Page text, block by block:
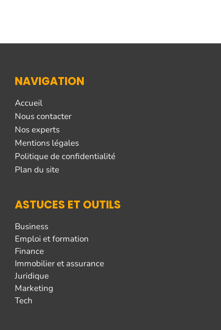
NAVIGATION
Accueil
Nous contacter
Nos experts
Mentions légales
Politique de confidentialité
Plan du site
ASTUCES ET OUTILS
Business
Emploi et formation
Finance
Immobilier et assurance
Juridique
Marketing
Tech